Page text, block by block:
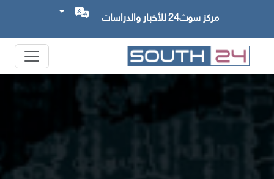
مركز سوث24 للأخبار والدراسات